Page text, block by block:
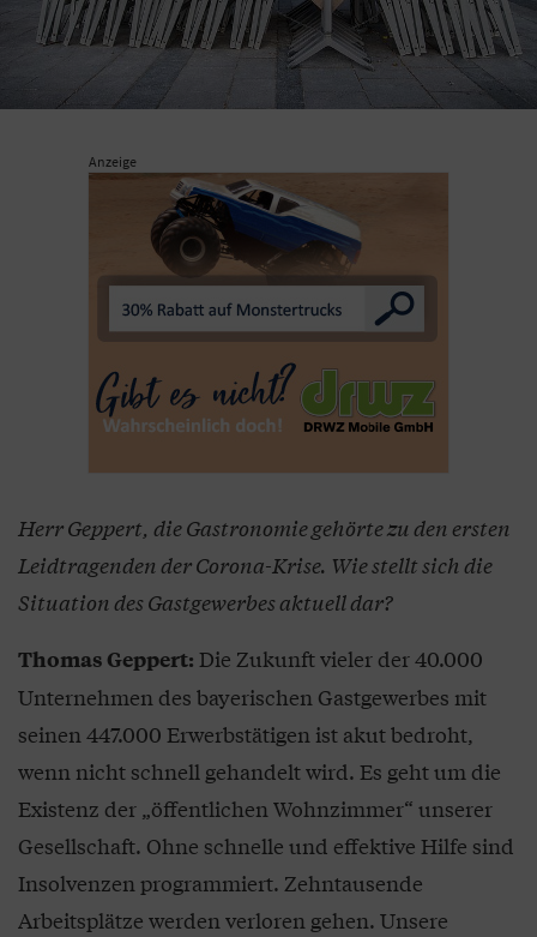
Anzeige
Herr Geppert, die Gastronomie gehörte zu den ersten
Leidtragenden der Corona-Krise. Wie stellt sich die
Situation des Gastgewerbes aktuell dar?
Thomas Geppert: Die Zukunft vieler der 40.000
Unternehmen des bayerischen Gastgewerbes mit
seinen 447.000 Erwerbstätigen ist akut bedroht,
wenn nicht schnell gehandelt wird. Es geht um die
Existenz der „öffentlichen Wohnzimmer“ unserer
Gesellschaft. Ohne schnelle und effektive Hilfe sind
Insolvenzen programmiert. Zehntausende
Arbeitsplätze werden verloren gehen. Unsere